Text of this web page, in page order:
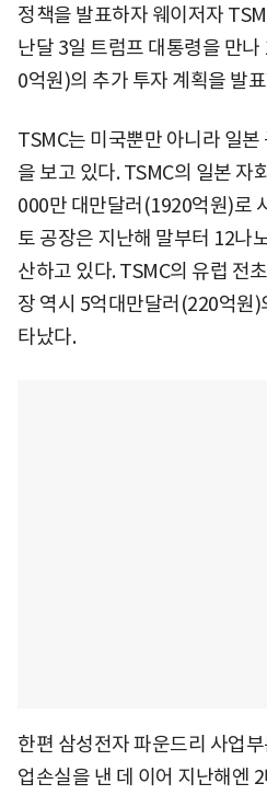
정책을 발표하자 웨이저자
난달 3일 트럼프 대통령을 만
0억원)의 추가 투자 계획을 발
TSMC는 미국뿐만 아니라 일
을 보고 있다. TSMC의 일본 자
000만 대만달러(1920억원)로
토 공장은 지난해 말부터 12나
산하고 있다. TSMC의 유럽 전
장 역시 5억대만달러(220억원
타났다.
한편 삼성전자 파운드리 사업
업손실을 낸 데 이어 지난해엔